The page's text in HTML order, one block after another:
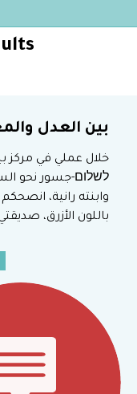
بين العدل
خلال عملي في مركز
לשלום-جسور نحو
وابنته رانية،
باللون الأزرق،